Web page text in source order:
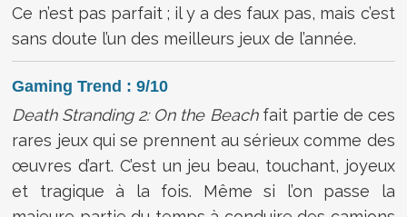
Ce n’est pas parfait ; il y a des faux pas, mais c’est
sans doute l’un des meilleurs jeux de l’année.
Gaming Trend : 9/10
Death Stranding 2: On the Beachfait partie de ces
rares jeux qui se prennent au sérieux comme des
œuvres d’art. C’est un jeu beau, touchant, joyeux
et tragique à la fois. Même si l’on passe la